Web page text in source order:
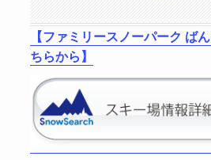
【ファミリースノーパーク ば
ちらから】